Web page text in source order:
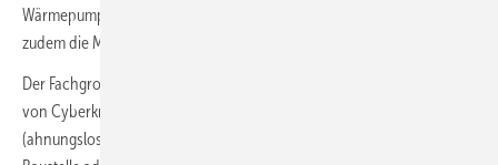
Wärmepumpen auseinandersetzen. SHK-Mitgliedsbetriebe bekommen
zudem die Möglichkeit zum Download von Musterformularen.
Der Fachgroßhandel meldet, dass sich inzwischen bestimmte Fälle
von Cyberkriminalität häufen: Es wird Ware über den Log-in eines
(ahnungslosen) Fachbetriebes bestellt und meist auf eine größere